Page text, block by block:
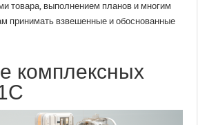
товара, выполнением планов и многим
принимать взвешенные и обоснованные
комплексных